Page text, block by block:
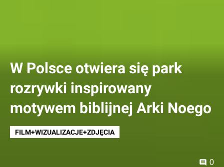
W Polsce otwiera się park
rozrywki inspirowany
motywem biblijnej Arki Noego
FILM+WIZUALIZACJE+ZDJĘCIA
0